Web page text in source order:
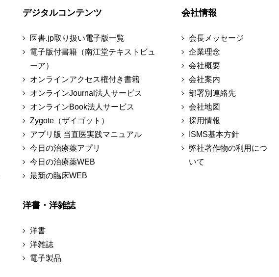
デジタルコンテンツ
医書.jp取り扱い電子版一覧
電子版付書籍（南江堂テキストビュ
ーア）
オンラインアクセス権付き書籍
オンラインJournal法人サービス
オンラインBook法人サービス
Zygote（ザイゴット）
アプリ版 当直医実践マニュアル
今日の治療薬アプリ
今日の治療薬WEB
最新の臨床WEB
洋書・洋雑誌
洋書
洋雑誌
電子製品
会社情報
会長メッセージ
企業理念
会社概要
会社案内
部署別連絡先
会社地図
採用情報
ISMS基本方針
弊社著作物の利用につ
いて